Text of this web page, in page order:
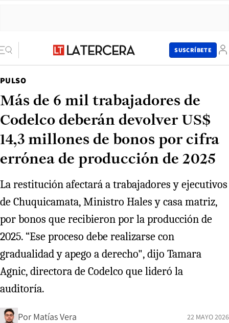
SUSCRÍBETE
PULSO
Más de 6 mil trabajadores de
Codelco deberán devolver US$
14,3 millones de bonos por cifra
errónea de producción de 2025
La restitución afectará a trabajadores y ejecutivos
de Chuquicamata, Ministro Hales y casa matriz,
por bonos que recibieron por la producción de
2025. “Ese proceso debe realizarse con
gradualidad y apego a derecho", dijo Tamara
Agnic, directora de Codelco que lideró la
auditoría.
Por Matías Vera 22 MAYO 2026